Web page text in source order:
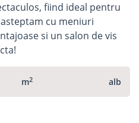
fiind ideal pentru
cu meniuri
si un salon de vis
m2 alb